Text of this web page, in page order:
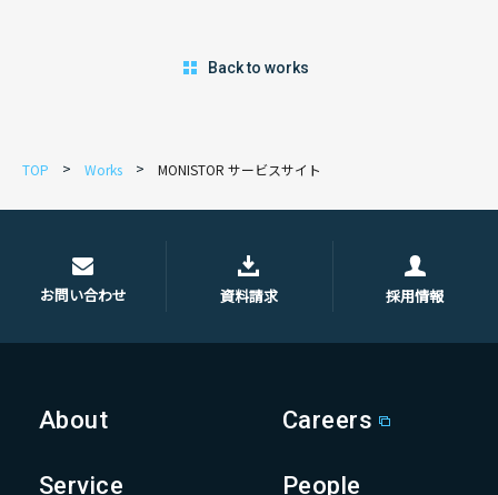
Back to works
TOP Works MONISTOR サービスサイト
お問い合わせ 資料請求 採用情報
About
Service
Careers
People